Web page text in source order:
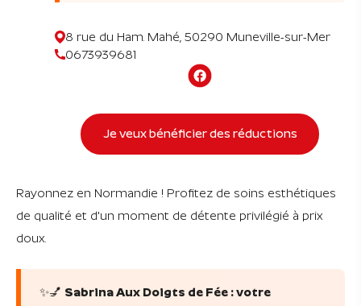
8 rue du Ham. Mahé, 50290 Muneville-sur-Mer
0673939681
Je veux bénéficier des réductions
Rayonnez en Normandie ! Profitez de soins esthétiques
de qualité et d'un moment de détente privilégié à prix
doux.
✨💅 Sabrina Aux Doigts de Fée : votre